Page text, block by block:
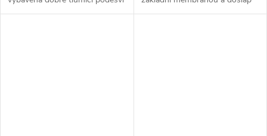
Vibram®.
tlumící podešví.